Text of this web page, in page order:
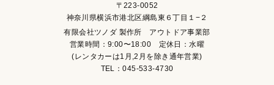
〒223-0052
神奈川県横浜市港北区綱島東６丁目１−２
有限会社ツノダ 製作所 アウトドア事業部
営業時間：9:00〜18:00 定休日：水曜
(レンタカーは1月,2月を除き通年営業)
TEL：045-533-4730